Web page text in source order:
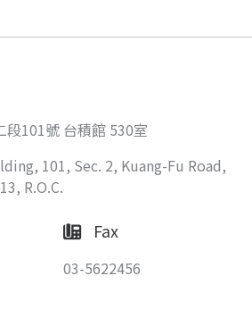
101號 台積館 530室
101, Sec. 2, Kuang-Fu Road,
R.O.C.
Fax
03-5622456